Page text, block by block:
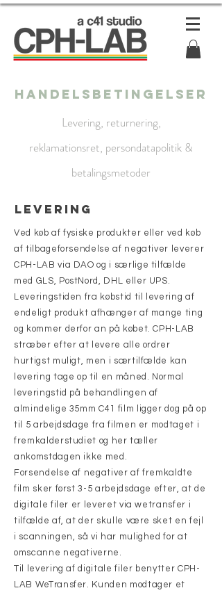
handelsbetingelser
Levering, returnering,
reklamationsret, persondatapolitik &
betalingsmetoder
Levering
Ved køb af fysiske produkter eller ved køb
af tilbageforsendelse af negativer leverer
CPH-LAB via DAO og i særlige tilfælde
med GLS, PostNord, DHL eller UPS.
Leveringstiden fra købstid til levering af
endeligt produkt afhænger af mange ting
og kommer derfor an på købet. CPH-LAB
stræber efter at levere alle ordrer
hurtigst muligt, men i særtilfælde kan
levering tage op til en måned. Normal
leveringstid på behandlingen af
almindelige 35mm C41 film ligger dog på op
til 5 arbejdsdage fra filmen er modtaget i
fremkalderstudiet og her tæller
ankomstdagen ikke med.
Forsendelse af negativer af fremkaldte
film sker først 3-5 arbejdsdage efter, at de
digitale filer er leveret via wetransfer i
tilfælde af, at der skulle være sket en fejl
i scanningen, så vi har mulighed for at
omscanne negativerne.
Til levering af digitale filer benytter CPH-
LAB WeTransfer. Kunden modtager et